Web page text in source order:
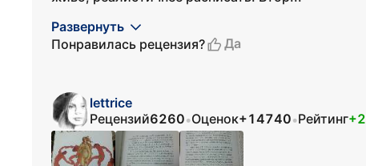
Развернуть
Понравилась рецензия?
Да
lettrice
Рецензий6260•Оценок+14740•Рейтинг+2